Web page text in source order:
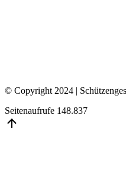
© Copyright 2024 |
Seitenaufrufe 148.837